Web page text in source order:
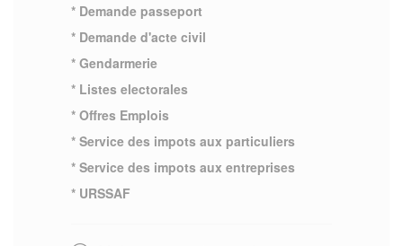
* Demande passeport
* Demande d'acte civil
* Gendarmerie
* Listes electorales
* Offres Emplois
* Service des impots aux particuliers
* Service des impots aux entreprises
* URSSAF